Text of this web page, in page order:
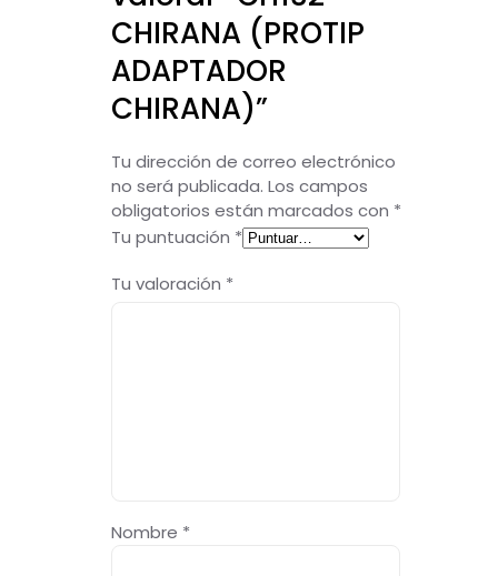
CHIRANA (PROTIP
ADAPTADOR
CHIRANA)”
Tu dirección de correo electrónico
no será publicada. Los campos
obligatorios están marcados con *
Tu puntuación *
Tu valoración *
Nombre *